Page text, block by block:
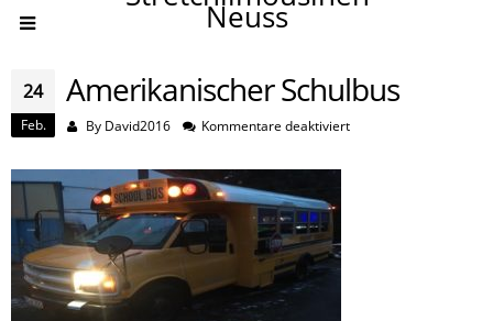
Neuss
24
Feb.
Amerikanischer Schulbus
By David2016 Kommentare deaktiviertfür